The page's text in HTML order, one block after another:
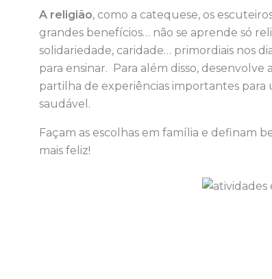
A religião, como a catequese, os
grandes benefícios… não se aprende só
solidariedade, caridade… primordiais nos
para ensinar. Para além disso,
partilha de experiências importantes
saudável.
Façam as escolhas em família e definam
mais feliz!